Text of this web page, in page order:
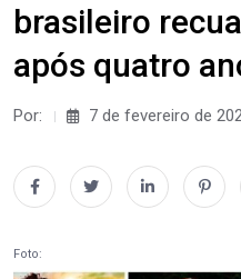
brasileiro
após quatro
Por: 7 de fevereiro de
Foto: